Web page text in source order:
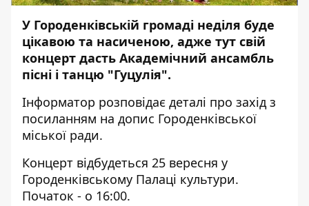
У Городенківській громаді неділя буде
цікавою та насиченою, адже тут свій
концерт дасть Академічний ансамбль
пісні і танцю "Гуцулія".
Інформатор розповідає деталі про захід з
посиланням на допис Городенківської
міської ради.
Концерт відбудеться 25 вересня у
Городенківському Палаці культури.
Початок - о 16:00.